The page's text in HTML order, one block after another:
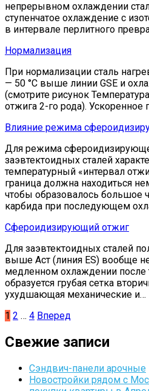
непрерывном охлаждении
ступенчатое охлаждение с
в интервале перлитного
Нормализация
При нормализации сталь
— 50 °С выше линии GSE и
(смотрите рисунок
отжига 2-го рода).
Влияние режима
Для режима
заэвтектоидных сталей
температурный «интервал
граница должна находиться
чтобы образовалось большое
карбида при последующем
Сфероидизирующий отжиг
Для заэвтектоидных сталей
выше Аст (линия ES) вообще
медленном охлаждении после
образуется грубая сетка
ухудшающая механические и…
Пагинация
записей
1 2 … 4 Вперед
Свежие записи
Сэндвич-панели арочные
Новостройки рядом с